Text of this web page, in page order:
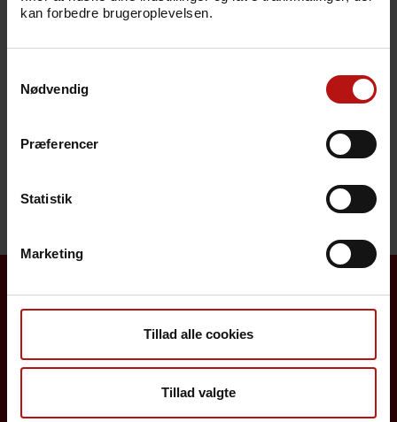
kan forbedre brugeroplevelsen.
Nødvendig
Præferencer
Statistik
Marketing
Tillad alle cookies
Tillad valgte
Svarkode
Borgere
Det danske børnevaccinationsprogram
Influenzavaccination